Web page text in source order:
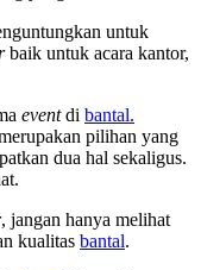
untuk
baik untuk acara kantor,
eventdi bantal.
pilihan yang
dua hal sekaligus.
, jangan hanya melihat
kualitas bantal.